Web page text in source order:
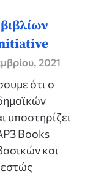
2021
ότι ο
υποστηρίζει
Books
και